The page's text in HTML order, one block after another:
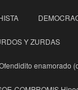
Y ZURDAS
enamorado